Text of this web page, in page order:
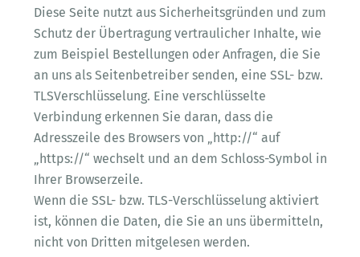
Diese Seite nutzt aus Sicherheitsgründen und zum
Schutz der Übertragung vertraulicher Inhalte, wie
zum Beispiel Bestellungen oder Anfragen, die Sie
an uns als Seitenbetreiber senden, eine SSL- bzw.
TLSVerschlüsselung. Eine verschlüsselte
Verbindung erkennen Sie daran, dass die
Adresszeile des Browsers von „http://“ auf
„https://“ wechselt und an dem Schloss-Symbol in
Ihrer Browserzeile.
Wenn die SSL- bzw. TLS-Verschlüsselung aktiviert
ist, können die Daten, die Sie an uns übermitteln,
nicht von Dritten mitgelesen werden.